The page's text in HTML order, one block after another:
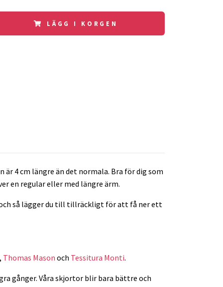
LÄGG I KORGEN
4 cm längre än det normala. Bra för dig som
en regular eller med längre ärm.
så lägger du till tillräckligt för att få ner ett
, Thomas Mason och Tessitura Monti.
gånger. Våra skjortor blir bara bättre och